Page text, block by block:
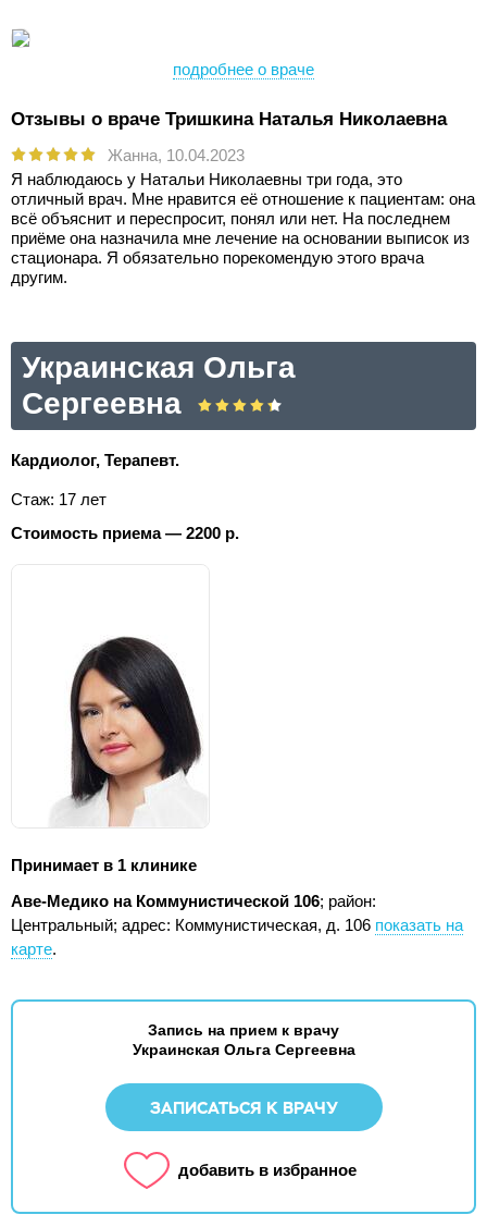
подробнее о враче
Отзывы о враче Тришкина Наталья Николаевна
Жанна, 10.04.2023
Я наблюдаюсь у Натальи Николаевны три года, это
отличный врач. Мне нравится её отношение к пациентам: она
всё объяснит и переспросит, понял или нет. На последнем
приёме она назначила мне лечение на основании выписок из
стационара. Я обязательно порекомендую этого врача
другим.
Украинская Ольга
Сергеевна
Кардиолог, Терапевт.
Стаж: 17 лет
Стоимость приема — 2200 р.
Принимает в 1 клинике
Аве-Медико на Коммунистической 106; район:
Центральный; адрес: Коммунистическая, д. 106 показать на
карте.
Запись на прием к врачу
Украинская Ольга Сергеевна
ЗАПИСАТЬСЯ К ВРАЧУ
добавить в избранное